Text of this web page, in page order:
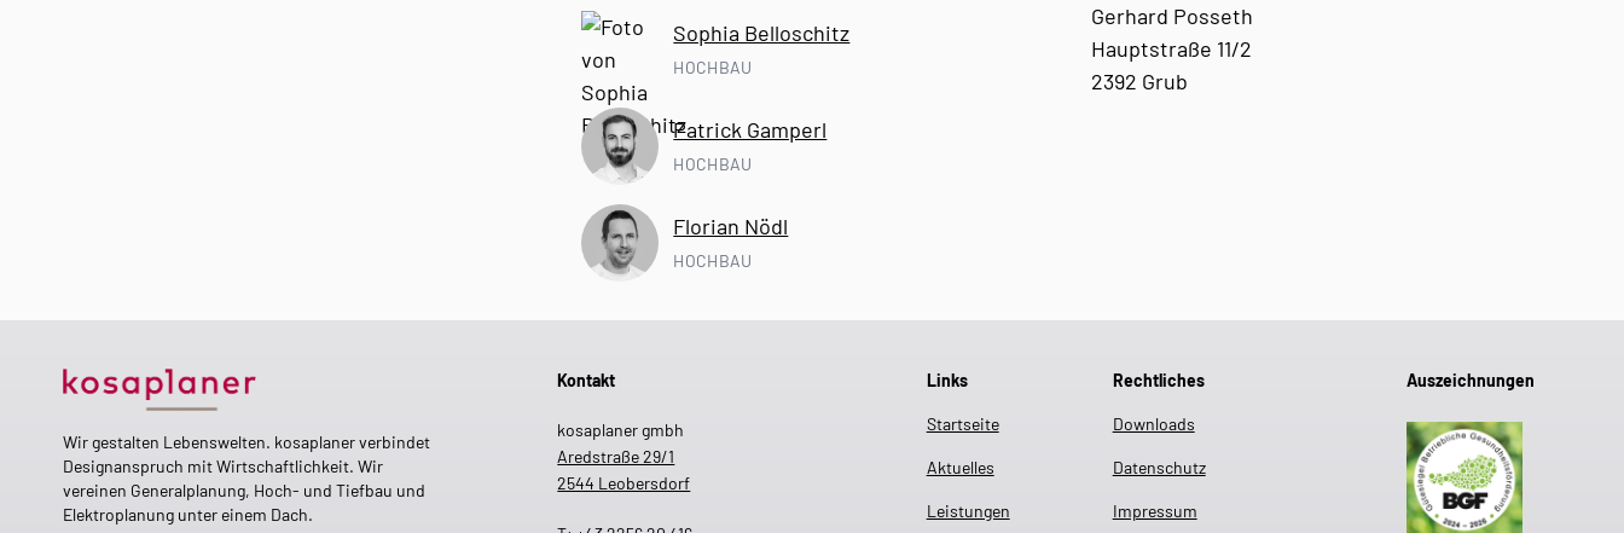
Sophia Belloschitz
HOCHBAU
Patrick Gamperl
HOCHBAU
Florian Nödl
HOCHBAU
Gerhard Posseth
Hauptstraße 11/2
2392 Grub
Wir gestalten Lebenswelten. kosaplaner verbindet
Designanspruch mit Wirtschaftlichkeit. Wir
vereinen Generalplanung, Hoch- und Tiefbau und
Elektroplanung unter einem Dach.
Kontakt
kosaplaner gmbh
Aredstraße 29/1
2544 Leobersdorf
Links
Startseite
Aktuelles
Leistungen
Rechtliches
Downloads
Datenschutz
Impressum
Auszeichnungen